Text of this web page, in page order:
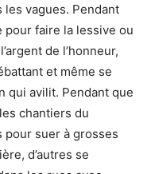
vagues. Pendant
faire la lessive ou
de l’honneur,
et même se
qui avilit. Pendant que
chantiers du
pour suer à grosses
d’autres se